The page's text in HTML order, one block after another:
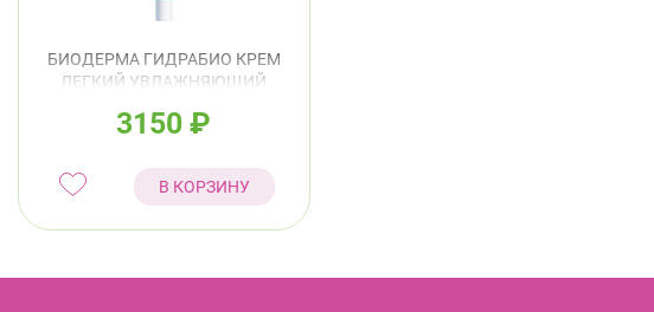
БИОДЕРМА ГИДРАБИО КРЕМ
ЛЕГКИЙ УВЛАЖНЯЮЩИЙ
3150₽
В КОРЗИНУ